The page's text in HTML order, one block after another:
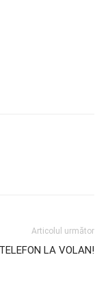
Articolul următor
LA VOLAN!